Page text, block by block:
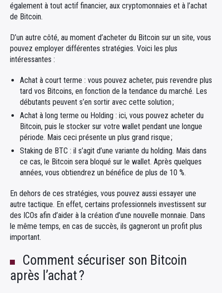
également à tout actif financier, aux cryptomonnaies et à l’achat
de Bitcoin.
D’un autre côté, au moment d’acheter du Bitcoin sur un site, vous
pouvez employer différentes stratégies. Voici les plus
intéressantes :
Achat à court terme : vous pouvez acheter, puis revendre plus
tard vos Bitcoins, en fonction de la tendance du marché. Les
débutants peuvent s’en sortir avec cette solution ;
Achat à long terme ou Holding : ici, vous pouvez acheter du
Bitcoin, puis le stocker sur votre wallet pendant une longue
période. Mais ceci présente un plus grand risque ;
Staking de BTC : il s’agit d’une variante du holding. Mais dans
ce cas, le Bitcoin sera bloqué sur le wallet. Après quelques
années, vous obtiendrez un bénéfice de plus de 10 %.
En dehors de ces stratégies, vous pouvez aussi essayer une
autre tactique. En effet, certains professionnels investissent sur
des ICOs afin d’aider à la création d’une nouvelle monnaie. Dans
le même temps, en cas de succès, ils gagneront un profit plus
important.
Comment sécuriser son Bitcoin
après l’achat ?